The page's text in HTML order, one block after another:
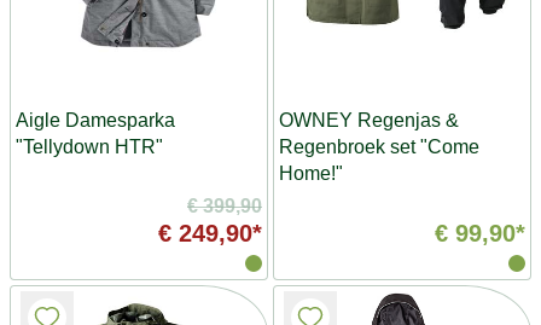
Aigle Damesparka
"Tellydown HTR"
€ 399,90
€ 249,90*
OWNEY Regenjas &
Regenbroek set "Come
Home!"
€ 99,90*